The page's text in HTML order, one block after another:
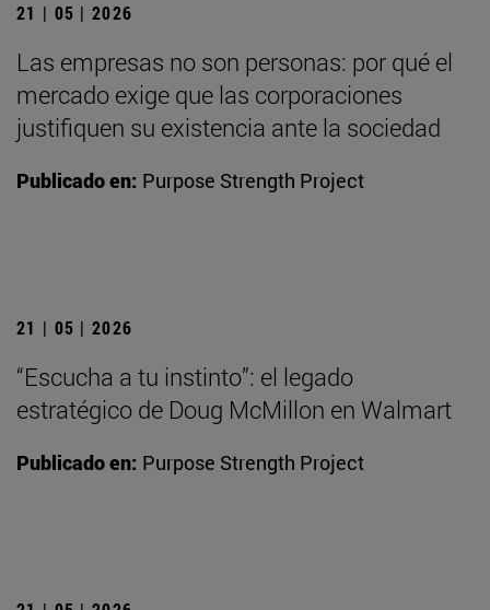
21 | 05 | 2026
Las empresas no son personas: por qué el
mercado exige que las corporaciones
justifiquen su existencia ante la sociedad
Publicado en: Purpose Strength Project
21 | 05 | 2026
“Escucha a tu instinto”: el legado
estratégico de Doug McMillon en Walmart
Publicado en: Purpose Strength Project